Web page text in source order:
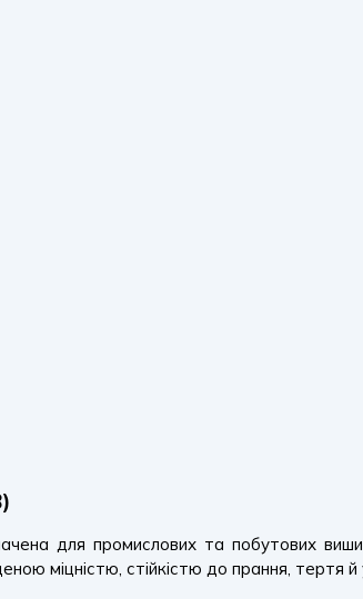
для промислових та побутових
міцністю, стійкістю до прання, тертя